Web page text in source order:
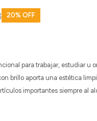
20
para trabajar, estudiar u
brillo aporta una estética
importantes siempre al